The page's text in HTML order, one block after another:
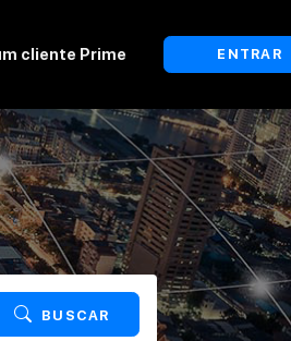
cliente Prime ENTRAR
BUSCAR